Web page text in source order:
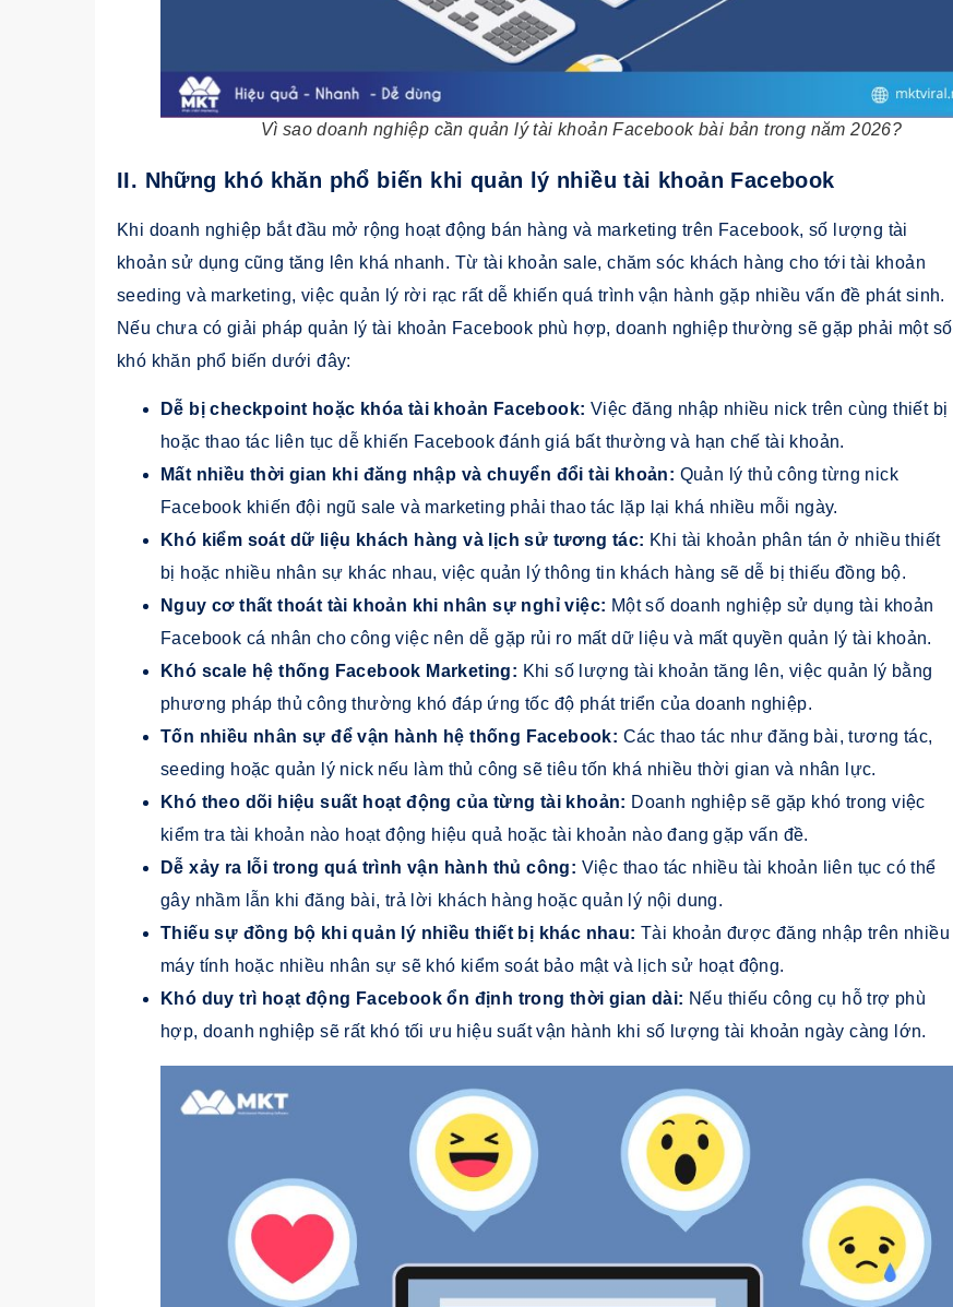
Vì sao doanh nghiệp cần quản lý tài khoản Facebook bài bản trong năm 2026?
II. Những khó khăn phổ biến khi quản lý nhiều tài khoản Facebook
Khi doanh nghiệp bắt đầu mở rộng hoạt động bán hàng và marketing trên Facebook, số lượng tài
khoản sử dụng cũng tăng lên khá nhanh. Từ tài khoản sale, chăm sóc khách hàng cho tới tài khoản
seeding và marketing, việc quản lý rời rạc rất dễ khiến quá trình vận hành gặp nhiều vấn đề phát sinh.
Nếu chưa có giải pháp quản lý tài khoản Facebook phù hợp, doanh nghiệp thường sẽ gặp phải một số
khó khăn phổ biến dưới đây:
Dễ bị checkpoint hoặc khóa tài khoản Facebook: Việc đăng nhập nhiều nick trên cùng thiết bị
hoặc thao tác liên tục dễ khiến Facebook đánh giá bất thường và hạn chế tài khoản.
Mất nhiều thời gian khi đăng nhập và chuyển đổi tài khoản: Quản lý thủ công từng nick
Facebook khiến đội ngũ sale và marketing phải thao tác lặp lại khá nhiều mỗi ngày.
Khó kiểm soát dữ liệu khách hàng và lịch sử tương tác: Khi tài khoản phân tán ở nhiều thiết
bị hoặc nhiều nhân sự khác nhau, việc quản lý thông tin khách hàng sẽ dễ bị thiếu đồng bộ.
Nguy cơ thất thoát tài khoản khi nhân sự nghỉ việc: Một số doanh nghiệp sử dụng tài khoản
Facebook cá nhân cho công việc nên dễ gặp rủi ro mất dữ liệu và mất quyền quản lý tài khoản.
Khó scale hệ thống Facebook Marketing: Khi số lượng tài khoản tăng lên, việc quản lý bằng
phương pháp thủ công thường khó đáp ứng tốc độ phát triển của doanh nghiệp.
Tốn nhiều nhân sự để vận hành hệ thống Facebook: Các thao tác như đăng bài, tương tác,
seeding hoặc quản lý nick nếu làm thủ công sẽ tiêu tốn khá nhiều thời gian và nhân lực.
Khó theo dõi hiệu suất hoạt động của từng tài khoản: Doanh nghiệp sẽ gặp khó trong việc
kiểm tra tài khoản nào hoạt động hiệu quả hoặc tài khoản nào đang gặp vấn đề.
Dễ xảy ra lỗi trong quá trình vận hành thủ công: Việc thao tác nhiều tài khoản liên tục có thể
gây nhầm lẫn khi đăng bài, trả lời khách hàng hoặc quản lý nội dung.
Thiếu sự đồng bộ khi quản lý nhiều thiết bị khác nhau: Tài khoản được đăng nhập trên nhiều
máy tính hoặc nhiều nhân sự sẽ khó kiểm soát bảo mật và lịch sử hoạt động.
Khó duy trì hoạt động Facebook ổn định trong thời gian dài: Nếu thiếu công cụ hỗ trợ phù
hợp, doanh nghiệp sẽ rất khó tối ưu hiệu suất vận hành khi số lượng tài khoản ngày càng lớn.